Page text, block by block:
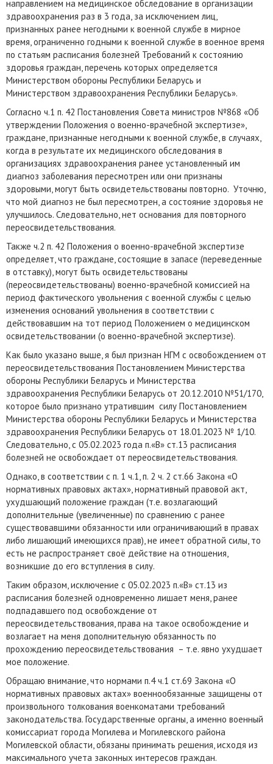
направлением на медицинское обследование в организации
здравоохранения раз в 3 года, за исключением лиц,
признанных ранее негодными к военной службе в мирное
время, ограниченно годными к военной службе в военное время
по статьям расписания болезней Требований к состоянию
здоровья граждан, перечень которых определяется
Министерством обороны Республики Беларусь и
Министерством здравоохранения Республики Беларусь».
Согласно ч.1 п. 42 Постановления Совета министров №868 «Об
утверждении Положения о военно-врачебной экспертизе»,
граждане, признанные негодными к военной службе, в случаях,
когда в результате их медицинского обследования в
организациях здравоохранения ранее установленный им
диагноз заболевания пересмотрен или они признаны
здоровыми, могут быть освидетельствованы повторно. Уточню,
что мой диагноз не был пересмотрен, а состояние здоровья не
улучшилось. Следовательно, нет основания для повторного
переосвидетельствования.
Также ч.2 п. 42 Положения о военно-врачебной экспертизе
определяет, что граждане, состоящие в запасе (переведенные
в отставку), могут быть освидетельствованы
(переосвидетельствованы) военно-врачебной комиссией на
период фактического увольнения с военной службы с целью
изменения оснований увольнения в соответствии с
действовавшим на тот период Положением о медицинском
освидетельствовании (о военно-врачебной экспертизе).
Как было указано выше, я был признан НГМ с освобождением от
переосвидетельствования Постановлением Министерства
обороны Республики Беларусь и Министерства
здравоохранения Республики Беларусь от 20.12.2010 №51/170,
которое было признано утратившим силу Постановлением
Министерства обороны Республики Беларусь и Министерства
здравоохранения Республики Беларусь от 18.01.2023 № 1/10.
Следовательно, с 05.02.2023 года п.«В» ст.13 расписания
болезней не освобождает от переосвидетельствования.
Однако, в соответствии с п. 1 ч.1, п. 2 ч. 2 ст.66 Закона «О
нормативных правовых актах», нормативный правовой акт,
ухудшающий положение граждан (т.е. возлагающий
дополнительные (увеличенные) по сравнению с ранее
существовавшими обязанности или ограничивающий в правах
либо лишающий имеющихся прав), не имеет обратной силы, то
есть не распространяет своё действие на отношения,
возникшие до его вступления в силу.
Таким образом, исключение с 05.02.2023 п.«В» ст.13 из
расписания болезней одновременно лишает меня, ранее
подпадавшего под освобождение от
переосвидетельствования, права на такое освобождение и
возлагает на меня дополнительную обязанность по
прохождению переосвидетельствования – т.е. явно ухудшает
мое положение.
Обращаю внимание, что нормами п.4 ч.1 ст.69 Закона «О
нормативных правовых актах» военнообязанные защищены от
произвольного толкования военкоматами требований
законодательства. Государственные органы, а именно военный
комиссариат города Могилева и Могилевского района
Могилевской области, обязаны принимать решения, исходя из
максимального учета законных интересов граждан.